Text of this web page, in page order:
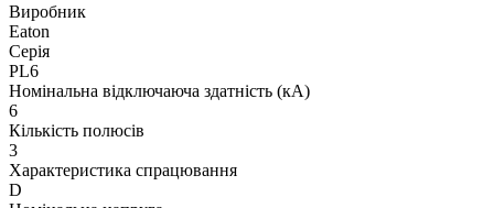
Виробник
Eaton
Серія
PL6
Номінальна відключаюча здатність (кА)
6
Кількість полюсів
3
Характеристика спрацювання
D